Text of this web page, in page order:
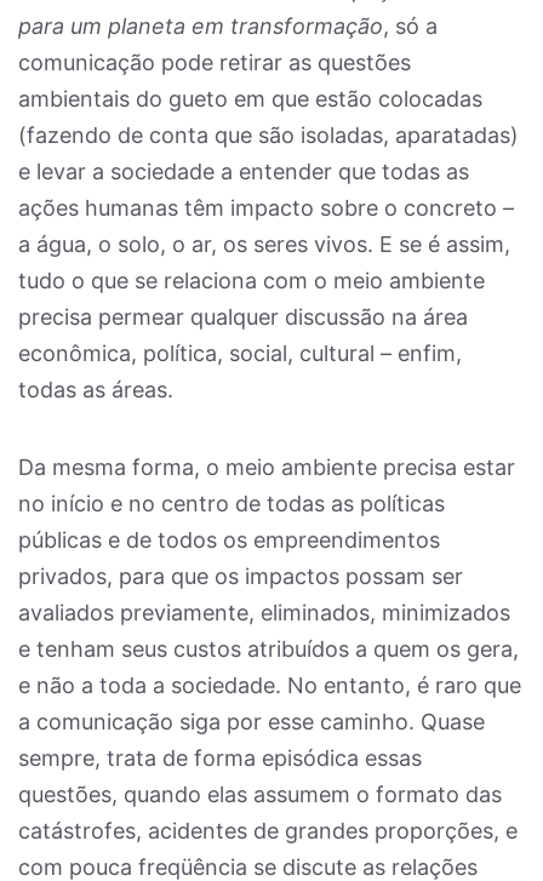
para um planeta em transformação, só a
comunicação pode retirar as questões
ambientais do gueto em que estão colocadas
(fazendo de conta que são isoladas, aparatadas)
e levar a sociedade a entender que todas as
ações humanas têm impacto sobre o concreto –
a água, o solo, o ar, os seres vivos. E se é assim,
tudo o que se relaciona com o meio ambiente
precisa permear qualquer discussão na área
econômica, política, social, cultural – enfim,
todas as áreas.
Da mesma forma, o meio ambiente precisa estar
no início e no centro de todas as políticas
públicas e de todos os empreendimentos
privados, para que os impactos possam ser
avaliados previamente, eliminados, minimizados
e tenham seus custos atribuídos a quem os gera,
e não a toda a sociedade. No entanto, é raro que
a comunicação siga por esse caminho. Quase
sempre, trata de forma episódica essas
questões, quando elas assumem o formato das
catástrofes, acidentes de grandes proporções, e
com pouca freqüência se discute as relações